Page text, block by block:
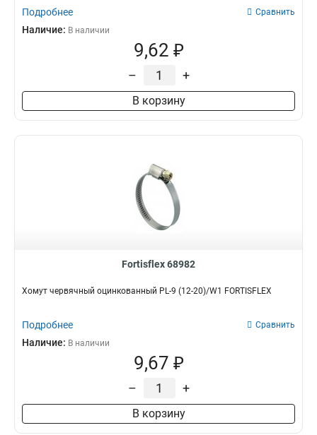
Подробнее Сравнить
Наличие: В наличии
9,62 ₽
– +
В корзину
Fortisflex 68982
Хомут червячный оцинкованный PL-9 (12-20)/W1 FORTISFLEX
Подробнее Сравнить
Наличие: В наличии
9,67 ₽
– +
В корзину